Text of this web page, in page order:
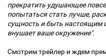
прекратить удушающее
попытаться стать лучше,
сущность и быть настоящим
внушает ваше окружение".
Смотрим трейлер и ждем